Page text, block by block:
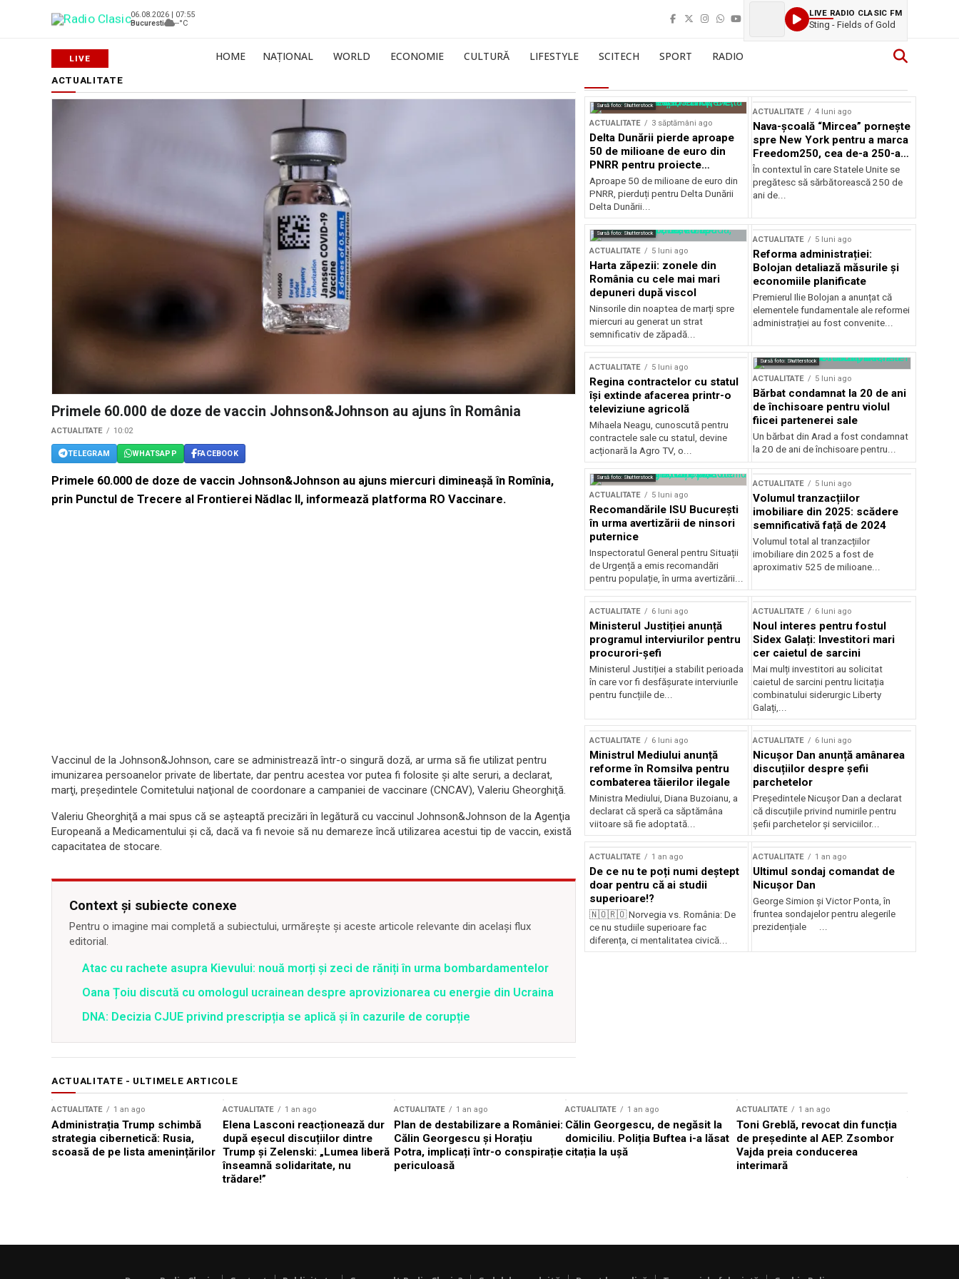
06.08.2026 | 07:55
Bucuresti
--°C
LIVE RADIO CLASIC FM
Sting - Fields of Gold
HOME NAȚIONAL WORLD ECONOMIE CULTURĂ LIFESTYLE SCITECH SPORT RADIO
ACTUALITATE
Primele 60.000 de doze de vaccin Johnson&Johnson au ajuns în România
ACTUALITATE 10:02
TELEGRAM WHATSAPP FACEBOOK
Primele 60.000 de doze de vaccin Johnson&Johnson au ajuns miercuri dimineașă în Romînia,
prin Punctul de Trecere al Frontierei Nădlac II, informează platforma RO Vaccinare.
Vaccinul de la Johnson&Johnson, care se administrează într-o singură doză, ar urma să fie utilizat pentru
imunizarea persoanelor private de libertate, dar pentru acestea vor putea fi folosite şi alte seruri, a declarat,
marţi, preşedintele Comitetului naţional de coordonare a campaniei de vaccinare (CNCAV), Valeriu Gheorghiţă.
Valeriu Gheorghiţă a mai spus că se aşteaptă precizări în legătură cu vaccinul Johnson&Johnson de la Agenţia
Europeană a Medicamentului și că, dacă va fi nevoie să nu demareze încă utilizarea acestui tip de vaccin, există
capacitatea de stocare.
Context și subiecte conexe
Pentru o imagine mai completă a subiectului, urmărește și aceste articole relevante din același flux
editorial.
Atac cu rachete asupra Kievului: nouă morți și zeci de răniți în urma bombardamentelor
Oana Țoiu discută cu omologul ucrainean despre aprovizionarea cu energie din Ucraina
DNA: Decizia CJUE privind prescripția se aplică și în cazurile de corupție
Sursă foto: Shutterstock
ACTUALITATE 3 săptămâni ago
Delta Dunării pierde aproape
50 de milioane de euro din
PNRR pentru proiecte
esențiale
Aproape 50 de milioane de euro din
PNRR, pierduți pentru Delta Dunării
Delta Dunării...
ACTUALITATE 4 luni ago
Nava-școală “Mircea” pornește
spre New York pentru a marca
Freedom250, cea de-a 250-a
aniversare a Statelor Unite
În contextul în care Statele Unite se
pregătesc să sărbătorească 250 de
ani de...
Sursă foto: Shutterstock
ACTUALITATE 5 luni ago
Harta zăpezii: zonele din
România cu cele mai mari
depuneri după viscol
Ninsorile din noaptea de marți spre
miercuri au generat un strat
semnificativ de zăpadă...
ACTUALITATE 5 luni ago
Reforma administrației:
Bolojan detaliază măsurile și
economiile planificate
Premierul Ilie Bolojan a anunțat că
elementele fundamentale ale reformei
administrației au fost convenite...
ACTUALITATE 5 luni ago
Regina contractelor cu statul
își extinde afacerea printr-o
televiziune agricolă
Mihaela Neagu, cunoscută pentru
contractele sale cu statul, devine
acționară la Agro TV, o...
Sursă foto: Shutterstock
ACTUALITATE 5 luni ago
Bărbat condamnat la 20 de ani
de închisoare pentru violul
fiicei partenerei sale
Un bărbat din Arad a fost condamnat
la 20 de ani de închisoare pentru...
Sursă foto: Shutterstock
ACTUALITATE 5 luni ago
Recomandările ISU București
în urma avertizării de ninsori
puternice
Inspectoratul General pentru Situații
de Urgență a emis recomandări
pentru populație, în urma avertizării...
ACTUALITATE 5 luni ago
Volumul tranzacțiilor
imobiliare din 2025: scădere
semnificativă față de 2024
Volumul total al tranzacțiilor
imobiliare din 2025 a fost de
aproximativ 525 de milioane...
ACTUALITATE 6 luni ago
Ministerul Justiției anunță
programul interviurilor pentru
procurori-șefi
Ministerul Justiției a stabilit perioada
în care vor fi desfășurate interviurile
pentru funcțiile de...
ACTUALITATE 6 luni ago
Noul interes pentru fostul
Sidex Galați: Investitori mari
cer caietul de sarcini
Mai mulți investitori au solicitat
caietul de sarcini pentru licitația
combinatului siderurgic Liberty
Galați,...
ACTUALITATE 6 luni ago
Ministrul Mediului anunță
reforme în Romsilva pentru
combaterea tăierilor ilegale
Ministra Mediului, Diana Buzoianu, a
declarat că speră ca săptămâna
viitoare să fie adoptată...
ACTUALITATE 6 luni ago
Nicușor Dan anunță amânarea
discuțiilor despre șefii
parchetelor
Președintele Nicușor Dan a declarat
că discuțiile privind numirile pentru
șefii parchetelor și serviciilor...
ACTUALITATE 1 an ago
De ce nu te poți numi deștept
doar pentru că ai studii
superioare!?
🇳🇴🇷🇴 Norvegia vs. România: De
ce nu studiile superioare fac
diferența, ci mentalitatea civică...
ACTUALITATE 1 an ago
Ultimul sondaj comandat de
Nicușor Dan
George Simion și Victor Ponta, în
fruntea sondajelor pentru alegerile
prezidențiale ...
ACTUALITATE - ULTIMELE ARTICOLE
ACTUALITATE 1 an ago
Administrația Trump schimbă
strategia cibernetică: Rusia,
scoasă de pe lista amenințărilor
ACTUALITATE 1 an ago
Elena Lasconi reacționează dur
după eșecul discuțiilor dintre
Trump și Zelenski: „Lumea liberă
înseamnă solidaritate, nu
trădare!”
ACTUALITATE 1 an ago
Plan de destabilizare a României:
Călin Georgescu și Horațiu
Potra, implicați într-o conspirație
periculoasă
ACTUALITATE 1 an ago
Călin Georgescu, de negăsit la
domiciliu. Poliția Buftea i-a lăsat
citația la ușă
ACTUALITATE 1 an ago
Toni Greblă, revocat din funcția
de președinte al AEP. Zsombor
Vajda preia conducerea
interimară